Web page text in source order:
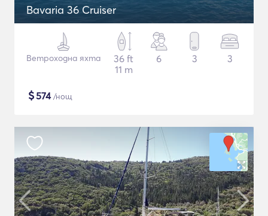
Bavaria 36 Cruiser
Ветроходна яхта
36 ft
11 m
6 3 3
$574/нощ